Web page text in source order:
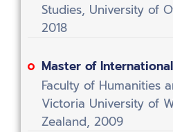
Studies, University of
2018
Master of
Faculty of Humanities
Victoria University of
Zealand, 2009